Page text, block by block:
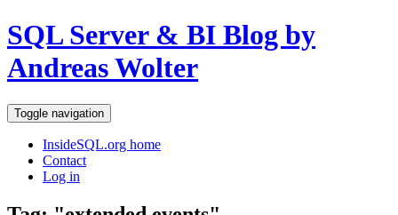
SQL Server & BI Blog by
Andreas Wolter
Toggle navigation
InsideSQL.org home
Contact
Log in